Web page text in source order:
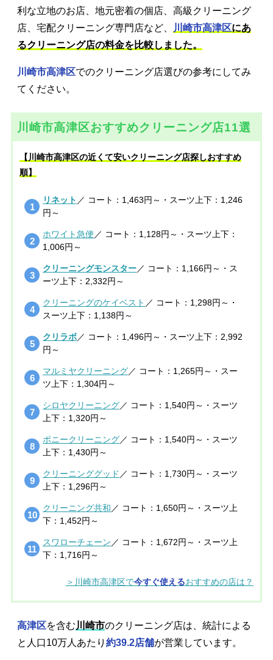
利な立地のお店、地元密着の個店、高級クリーニング
店、宅配クリーニング専門店など、
川崎市高津区にあ
るクリーニング店の料金を比較しました。
川崎市高津区でのクリーニング店選びの参考にしてみ
てください。
川崎市高津区おすすめクリーニング店11選
【川崎市高津区の近くて安いクリーニング店探しおすすめ
順】
リネット ／ コート：1,463円～・スーツ上下：1,246
円～
ホワイト急便 ／ コート：1,128円～・スーツ上下：
1,006円～
クリーニングモンスター／ コート：1,166円～・ス
ーツ上下：2,332円～
クリーニングのケイベスト ／ コート：1,298円～・
スーツ上下：1,138円～
クリラボ／ コート：1,496円～・スーツ上下：2,992
円～
マルミヤクリーニング／ コート：1,265円～・スー
ツ上下：1,304円～
シロヤクリーニング／ コート：1,540円～・スーツ
上下：1,320円～
ポニークリーニング／ コート：1,540円～・スーツ
上下：1,430円～
クリーニンググッド ／ コート：1,730円～・スーツ
上下：1,296円～
クリーニング共和 ／ コート：1,650円～・スーツ上
下：1,452円～
スワローチェーン ／ コート：1,672円～・スーツ上
下：1,716円～
＞川崎市高津区で今すぐ使えるおすすめの店は？
高津区を含む 川崎市のクリーニング店は、統計による
と人口10万人あたり 約39.2店舗が営業しています。